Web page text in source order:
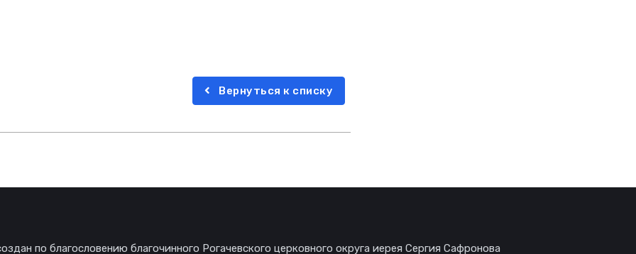
Вернуться к списку
по благословению благочинного Рогачевского церковного округа иерея Сергия Сафронова